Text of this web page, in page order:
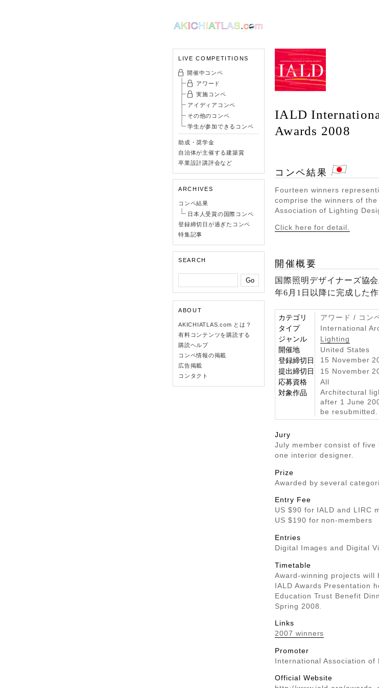
LIVE COMPETITIONS
開催中コンペ
アワード
実施コンペ
アイディアコンペ
その他のコンペ
学生が参加できるコンペ
助成・奨学金
自治体が主催する建築賞
卒業設計講評会など
ARCHIVES
コンペ結果
日本人受賞の国際コンペ
登録締切日が過ぎたコンペ
特集記事
SEARCH
ABOUT
AKICHIATLAS.com とは？
有料コンテンツを購読する
購読ヘルプ
コンペ情報の掲載
広告掲載
コンタクト
IALD
Awards 2008
コンペ結果
Fourteen winners
comprise the winners of
Association of Lighting
Click here for detail.
開催概要
国際照明デザイナーズ協
年6月1日以降に完成した
カテゴリ
アワード / コン
タイプ
International
ジャンル
Lighting
開催地
United States
登録締切日
15 November
提出締切日
15 November
応募資格
All
対象作品
Architectural
after 1 June
be resubmitted.
Jury
July member consist of five
one interior designer.
Prize
Awarded by several
Entry Fee
US $90 for IALD and LIRC
US $190 for non-members
Entries
Digital Images and Digital
Timetable
Award-winning projects will
IALD Awards Presentation
Education Trust Benefit
Spring 2008.
Links
2007 winners
Promoter
International Association
Official Website